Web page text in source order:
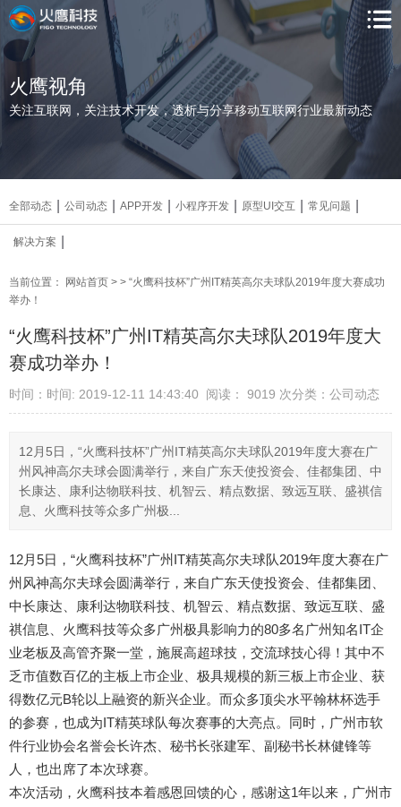
火鹰视角
关注互联网，关注技术开发，透析与分享移动互联网行业最新动态
全部动态 公司动态 APP开发 小程序开发 原型UI交互 常见问题
解决方案
当前位置： 网站首页 > > “火鹰科技杯”广州IT精英高尔夫球队2019年度大赛成功
举办！
“火鹰科技杯”广州IT精英高尔夫球队2019年度大
赛成功举办！
时间：时间: 2019-12-11 14:43:40 阅读： 9019 次分类：公司动态
12月5日，“火鹰科技杯”广州IT精英高尔夫球队2019年度大赛在广
州风神高尔夫球会圆满举行，来自广东天使投资会、佳都集团、中
长康达、康利达物联科技、机智云、精点数据、致远互联、盛祺信
息、火鹰科技等众多广州极...
12月5日，“火鹰科技杯”广州IT精英高尔夫球队2019年度大赛在广
州风神高尔夫球会圆满举行，来自广东天使投资会、佳都集团、
中长康达、康利达物联科技、机智云、精点数据、致远互联、盛
祺信息、火鹰科技等众多广州极具影响力的80多名广州知名IT企
业老板及高管齐聚一堂，施展高超球技，交流球技心得！其中不
乏市值数百亿的主板上市企业、极具规模的新三板上市企业、获
得数亿元B轮以上融资的新兴企业。而众多顶尖水平翰林杯选手
的参赛，也成为IT精英球队每次赛事的大亮点。同时，广州市软
件行业协会名誉会长许杰、秘书长张建军、副秘书长林健锋等
人，也出席了本次球赛。
本次活动，火鹰科技本着感恩回馈的心，感谢这1年以来，广州市